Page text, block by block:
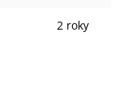
2 roky